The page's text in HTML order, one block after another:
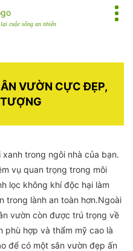
cuộc sống an nhiên
VƯỜN CỰC ĐẸP,
trong ngôi nhà của bạn.
vụ quan trọng trong môi
lọc không khí độc hại làm
trong lành an toàn hơn.Ngoài
vườn còn được trú trọng về
phù hợp và thẩm mỹ cao là
để có một sân vườn đẹp ấn